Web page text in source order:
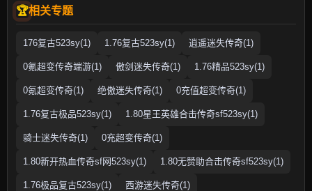
相关专题
176复古523sy(1) 1.76复古523sy(1) 逍遥迷失传奇(1)
0氪超变传奇端游(1) 傲剑迷失传奇(1) 1.76精品523sy(1)
0氪超变传奇(1) 绝傲迷失传奇(1) 0充值超变传奇(1)
1.76复古极品523sy(1) 1.80星王英雄合击传奇sf523sy(1)
骑士迷失传奇(1) 0充超变传奇(1)
1.80新开热血传奇sf网523sy(1) 1.80无赞助合击传奇sf523sy(1)
1.76极品复古523sy(1) 西游迷失传奇(1)